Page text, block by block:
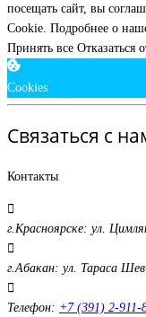
посещать сайт, вы
Cookie. Подробнее о
Принять все Отказаться
Cookies
Связаться с
Контакты
г.Красноярске: ул.
г.Абакан: ул. Тараса
Телефон: +7 (391) 2-911-